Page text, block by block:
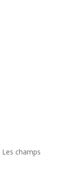
Les champs